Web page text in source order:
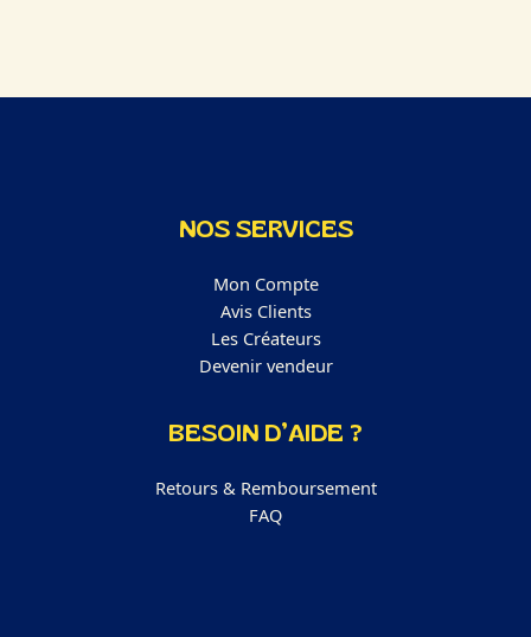
NOS SERVICES
Mon Compte
Avis Clients
Les Créateurs
Devenir vendeur
BESOIN D’AIDE ?
Retours & Remboursement
FAQ